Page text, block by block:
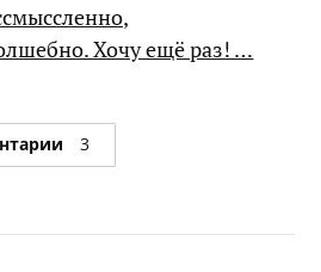
Хочу ещё раз! …
3